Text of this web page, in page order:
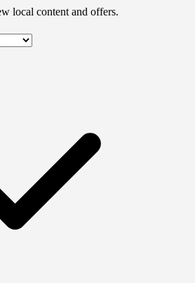
local content and offers.